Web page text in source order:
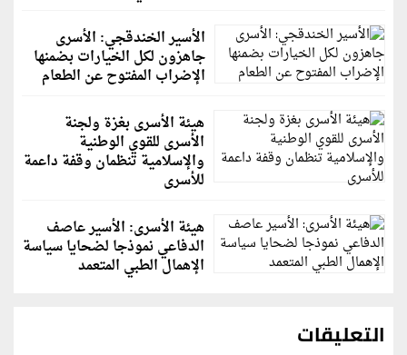
الأسير الخندقجي: الأسرى
جاهزون لكل الخيارات بضمنها
الإضراب المفتوح عن الطعام
هيئة الأسرى بغزة ولجنة
الأسرى للقوي الوطنية
والإسلامية تنظمان وقفة داعمة
للأسرى
هيئة الأسرى: الأسير عاصف
الدفاعي نموذجا لضحايا سياسة
الإهمال الطبي المتعمد
التعليقات